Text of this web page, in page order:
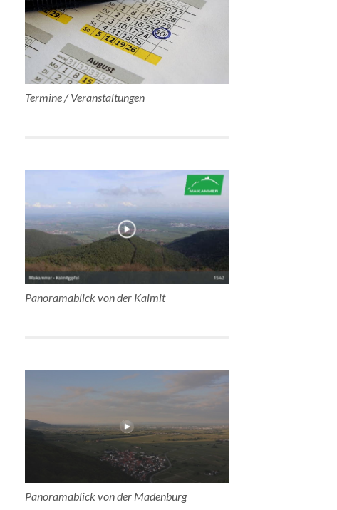
Termine / Veranstaltungen
Panoramablick von der Kalmit
Panoramablick von der Madenburg